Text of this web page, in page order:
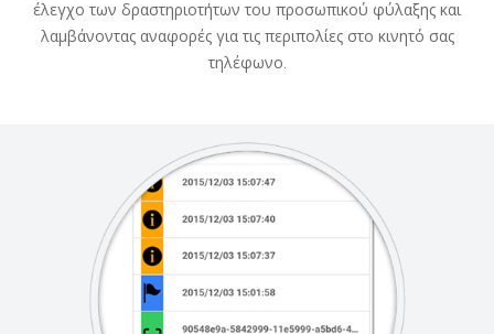
έλεγχο των δραστηριοτήτων του προσωπικού φύλαξης και
λαμβάνοντας αναφορές για τις περιπολίες στο κινητό σας
τηλέφωνο.